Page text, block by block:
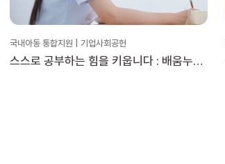
국내아동 통합지원 | 기업사회공헌
스스로 공부하는 힘을 키웁니다 : 배움누리